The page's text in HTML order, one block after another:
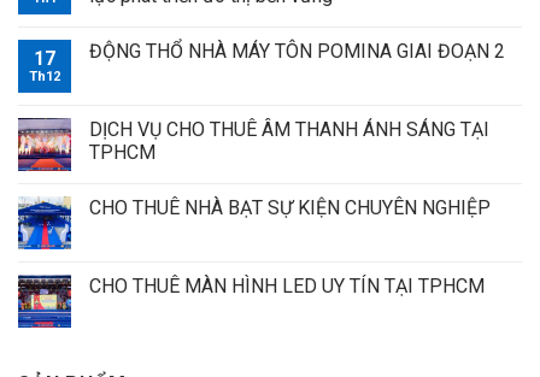
17
Th12
ĐỘNG THỔ NHÀ MÁY TÔN POMINA GIAI ĐOẠN 2
DỊCH VỤ CHO THUÊ ÂM THANH ÁNH SÁNG TẠI
TPHCM
CHO THUÊ NHÀ BẠT SỰ KIỆN CHUYÊN NGHIỆP
CHO THUÊ MÀN HÌNH LED UY TÍN TẠI TPHCM